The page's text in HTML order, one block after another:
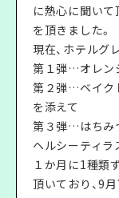
に熱心に聞いて
を頂きました。
現在、ホテルグ
第１弾…オレン
第２弾…ベイク
を添えて
第３弾…はちみ
ヘルシーティラ
１か月に1種類
頂いており、9